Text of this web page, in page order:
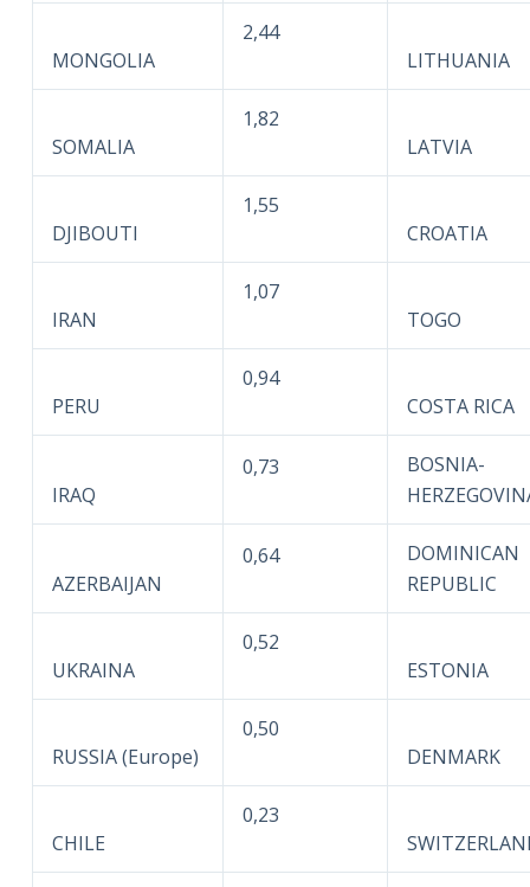
MONGOLIA
2,44
LITHUANIA
SOMALIA
1,82
LATVIA
DJIBOUTI
1,55
CROATIA
IRAN
1,07
TOGO
PERU
0,94
COSTA RICA
IRAQ
0,73
BOSNIA-
AZERBAIJAN
0,64
DOMINICAN
REPUBLIC
UKRAINA
0,52
ESTONIA
RUSSIA (Europe)
0,50
DENMARK
CHILE
0,23